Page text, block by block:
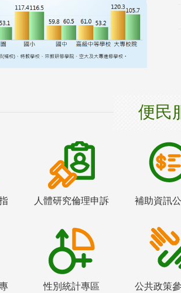
便民
人體研究倫理申訴 補助資訊
性別統計專區 公共政策